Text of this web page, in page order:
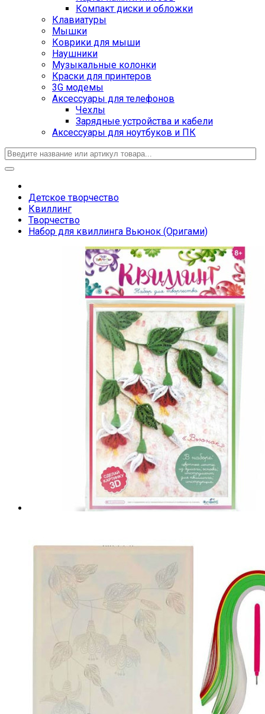
Компакт диски и обложки
Клавиатуры
Мышки
Коврики для мыши
Наушники
Музыкальные колонки
Краски для принтеров
3G модемы
Аксессуары для телефонов
Чехлы
Зарядные устройства и кабели
Аксессуары для ноутбуков и ПК
Детское творчество
Квиллинг
Творчество
Набор для квиллинга Вьюнок (Оригами)